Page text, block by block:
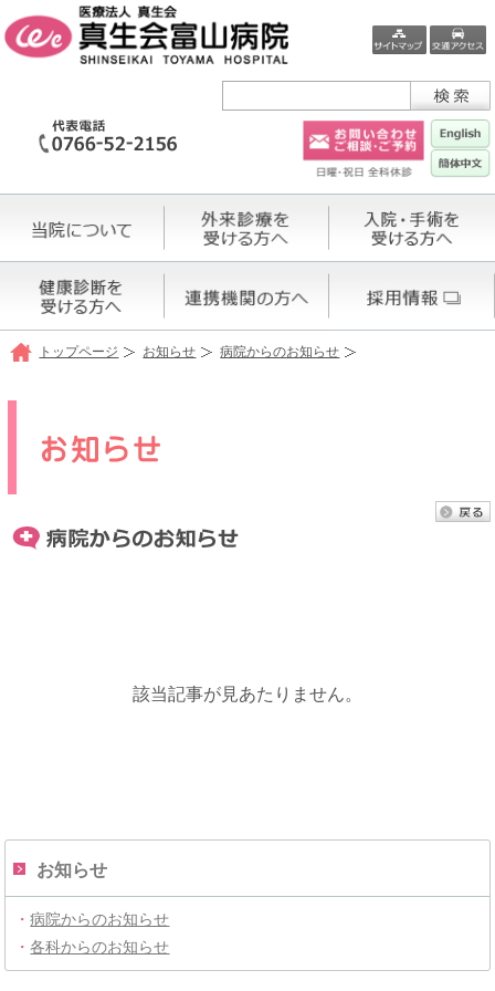
トップページ お知らせ 病院からのお知らせ
該当記事が見あたりません。
お知らせ
・病院からのお知らせ
・各科からのお知らせ